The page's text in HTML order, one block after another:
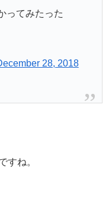
ってみたった
28, 2018
すね。